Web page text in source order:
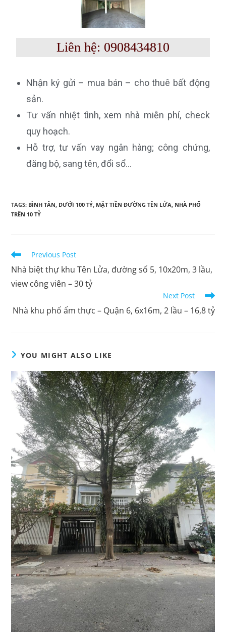
Liên hệ: 0908434810
Nhận ký gửi – mua bán – cho thuê bất động
sản.
Tư vấn nhiệt tình, xem nhà miễn phí, check
quy hoạch.
Hỗ trợ, tư vấn vay ngân hàng; công chứng,
đăng bộ, sang tên, đổi sổ…
TAGS: BÌNH TÂN, DƯỚI 100 TỶ, MẶT TIỀN ĐƯỜNG TÊN LỬA, NHÀ PHỐ
TRÊN 10 TỶ
Previous Post
Nhà biệt thự khu Tên Lửa, đường số 5, 10x20m, 3 lầu,
view công viên – 30 tỷ
Next Post
Nhà khu phố ẩm thực – Quận 6, 6x16m, 2 lầu – 16,8 tỷ
YOU MIGHT ALSO LIKE